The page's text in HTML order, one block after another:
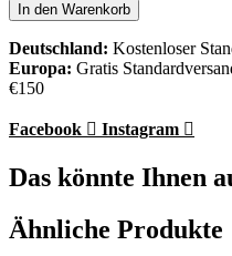
In den Warenkorb
Deutschland: Kostenloser
Europa: Gratis
€150
Facebook Instagram
Das könnte Ihnen
Ähnliche Produkte